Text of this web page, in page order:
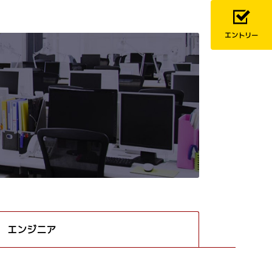
エンジニア
エントリー